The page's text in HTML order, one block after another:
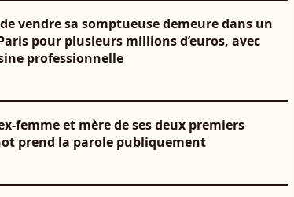
vendre sa somptueuse demeure dans un
pour plusieurs millions d’euros, avec
professionnelle
femme et mère de ses deux premiers
prend la parole publiquement